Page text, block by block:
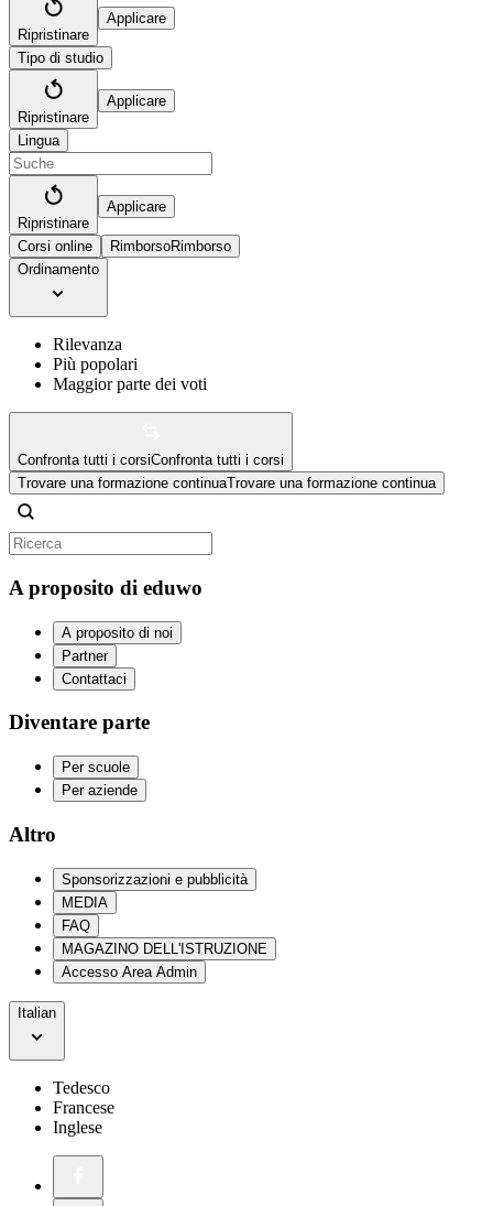
Ripristinare
Applicare
Tipo di studio
Ripristinare
Applicare
Lingua
Ripristinare
Applicare
Corsi online RimborsoRimborso
Ordinamento
Rilevanza
Più popolari
Maggior parte dei voti
Confronta tutti i corsiConfronta tutti i corsi
Trovare una formazione continuaTrovare una formazione continua
A proposito di eduwo
A proposito di noi
Partner
Contattaci
Diventare parte
Per scuole
Per aziende
Altro
Sponsorizzazioni e pubblicità
MEDIA
FAQ
MAGAZINO DELL'ISTRUZIONE
Accesso Area Admin
Italian
Tedesco
Francese
Inglese